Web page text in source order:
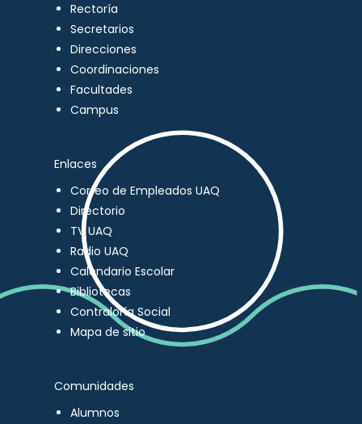
Rectoría
Secretarios
Direcciones
Coordinaciones
Facultades
Campus
Enlaces
Correo de Empleados UAQ
Directorio
TV UAQ
Radio UAQ
Calendario Escolar
Bibliotecas
Contraloría Social
Mapa de sitio
Comunidades
Alumnos